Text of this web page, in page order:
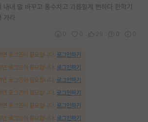
내내 말 바꾸고 통수치고 괴롭힐게 뻔하다 한학기
라
면 로그인이 필요합니다. 로그인하기
면 로그인이 필요합니다. 로그인하기
면 로그인이 필요합니다. 로그인하기
면 로그인이 필요합니다. 로그인하기
면 로그인이 필요합니다. 로그인하기
면 로그인이 필요합니다. 로그인하기